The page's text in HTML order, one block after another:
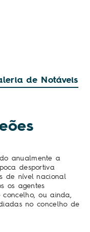
de Notáveis
anualmente a
desportiva
de nível nacional
os agentes
concelho, ou ainda,
no concelho de